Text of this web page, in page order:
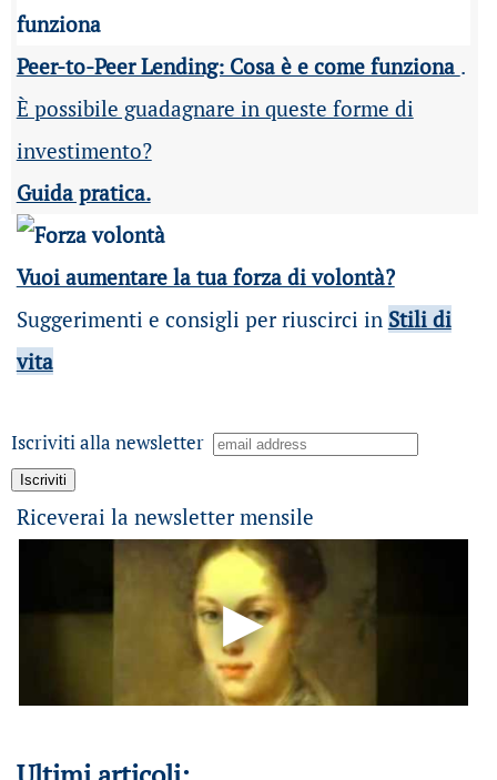
Peer-to-Peer Lending: Cosa è e come funziona .
È possibile guadagnare in queste forme di
investimento?
Guida pratica.
Vuoi aumentare la tua forza di volontà?
Suggerimenti e consigli per riuscirci in Stili di
vita
Iscriviti alla newsletter
Riceverai la newsletter mensile